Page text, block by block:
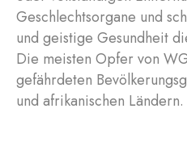
Geschlechtsorgane und
und geistige Gesundheit
Die meisten Opfer von
gefährdeten
und afrikanischen Ländern.